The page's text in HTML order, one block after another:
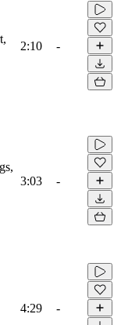
2:10 -
3:03 -
4:29 -